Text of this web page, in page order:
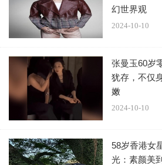
雅萌、朗姿、瑞幸也都陆续删除或隐
图源：雅萌小红书甚至瑞幸直播间
系，表示：“我们加的不是粥，是椰
幻世界观
2024-10-10
张曼玉60岁
犹存，不仅
嫩
2024-10-10
58岁香港女
光：素颜美